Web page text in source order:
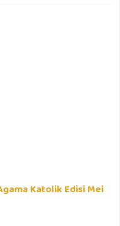
Katolik Edisi Mei